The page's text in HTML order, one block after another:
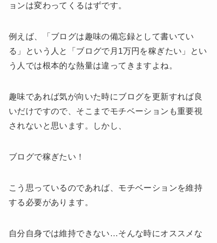
ョンは変わってくるはずです。
例えば、「ブログは趣味の備忘録として書いてい
る」という人と「ブログで月1万円を稼ぎたい」とい
う人では根本的な熱量は違ってきますよね。
趣味であれば気が向いた時にブログを更新すれば良
いだけですので、そこまでモチベーションも重要視
されないと思います。しかし、
ブログで稼ぎたい！
こう思っているのであれば、モチベーションを維持
する必要があります。
自分自身では維持できない…そんな時にオススメな